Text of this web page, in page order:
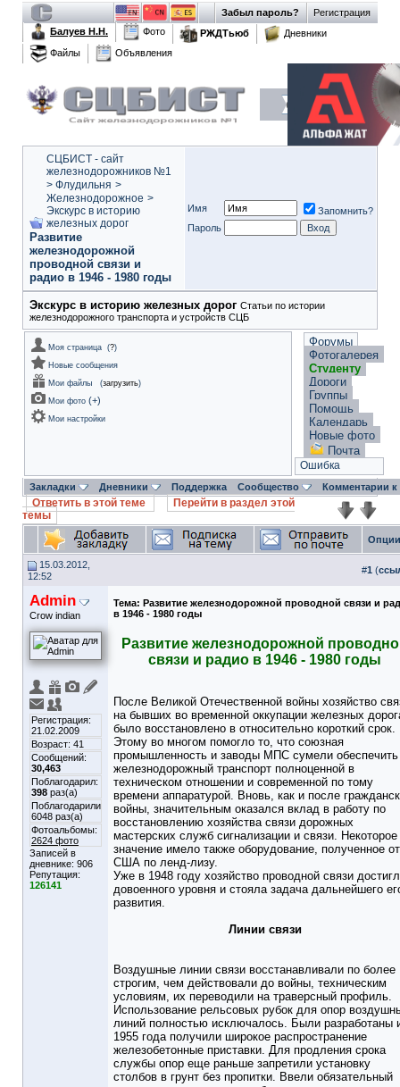
Регистрация
Забыл пароль?
Балуев Н.Н.
Фото РЖДТьюб
Дневники
Файлы
Объявления
СЦБИСТ - сайт
железнодорожников №1
> Флудильня >
Железнодорожное >
Экскурс в историю
железных дорог
Развитие
железнодорожной
проводной связи и
радио в 1946 - 1980 годы
Имя
Запомнить?
Пароль
Экскурс в историю железных дорог Статьи по истории
железнодорожного транспорта и устройств СЦБ
Моя страница (?)
Новые сообщения
Мои файлы
(загрузить)
Мои фото (+)
Мои настройки
Форумы
Фотогалерея
Студенту
Дороги
Группы
Помощь
Календарь
Новые фото
Почта
Ошибка
Закладки Дневники Поддержка Сообщество Комментарии
Ответить в этой теме
Перейти в раздел этой
темы
15.03.2012,
12:52
#1 (
Admin
Crow indian
Регистрация:
21.02.2009
Возраст: 41
Сообщений:
30,463
Поблагодарил:
398 раз(а)
Поблагодарили
6048 раз(а)
Фотоальбомы:
2624 фото
Записей в
дневнике: 906
Репутация:
126141
Тема: Развитие железнодорожной проводной связи и
в 1946 - 1980 годы
Развитие железнодорожной
связи и радио в 1946 - 1980 годы
После Великой Отечественной войны хозяйство
на бывших во временной оккупации железных
было восстановлено в относительно короткий срок.
Этому во многом помогло то, что союзная
промышленность и заводы МПС сумели обеспечить
железнодорожный транспорт полноценной в
техническом отношении и современной по тому
времени аппаратурой. Вновь, как и после
войны, значительным оказался вклад в работу по
восстановлению хозяйства связи дорожных
мастерских служб сигнализации и связи. Некоторое
значение имело также оборудование, полученное от
США по ленд-лизу.
Уже в 1948 году хозяйство проводной связи
довоенного уровня и стояла задача дальнейшего
развития.
Линии связи
Воздушные линии связи восстанавливали по более
строгим, чем действовали до войны, техническим
условиям, их переводили на траверсный профиль.
Использование рельсовых рубок для опор
линий полностью исключалось. Были разработаны
1955 года получили широкое распространение
железобетонные приставки. Для продления срока
службы опор еще раньше запретили установку
столбов в грунт без пропитки. Ввели обязательный